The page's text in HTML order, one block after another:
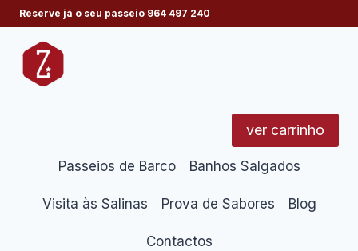
Skip
to
content
Reserve já o seu passeio 964 497 240
ver carrinho
Passeios de Barco Banhos Salgados
Visita às Salinas Prova de Sabores Blog
Contactos